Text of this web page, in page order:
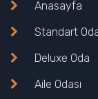
Anasayfa
Standart
Deluxe Oda
Aile Odası